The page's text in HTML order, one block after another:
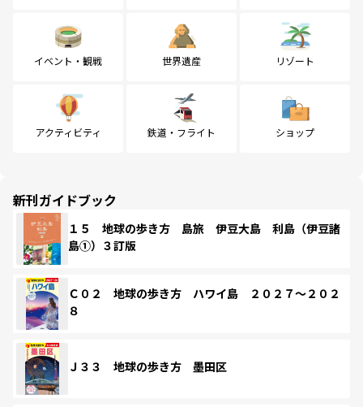
イベント・観戦 世界遺産 リゾート
アクティビティ 鉄道・フライト ショップ
新刊ガイドブック
１５ 地球の歩き方 島旅 伊豆大島 利島（伊豆諸
島①）３訂版
Ｃ０２ 地球の歩き方 ハワイ島 ２０２７～２０２
８
Ｊ３３ 地球の歩き方 墨田区